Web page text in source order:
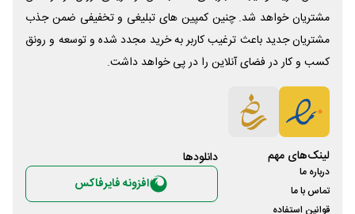
مشتریان خواهد شد. چنین کمپین های تبلیغی و تخفیفی ضمن جذب
مشتریان جدید باعث ترغیب کاربر به خرید مجدد شده و توسعه و رونق
کسب و کار در فضای آنلاین را در پی خواهد داشت.
لینک‌های مهم
درباره ما
تماس با ما
قوانین استفاده
دانلود‌ها
افزونه فایرفاکس